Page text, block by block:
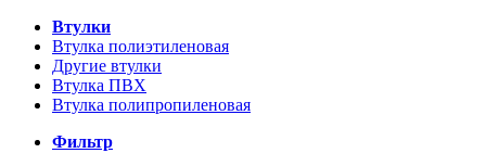
Втулки
Втулка полиэтиленовая
Другие втулки
Втулка ПВХ
Втулка полипропиленовая
Фильтр